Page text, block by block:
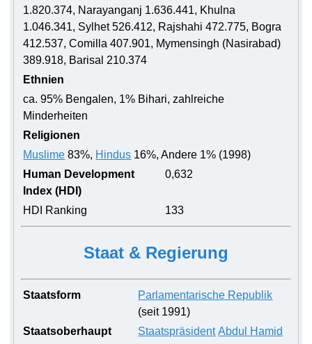
1.820.374, Narayanganj 1.636.441, Khulna
1.046.341, Sylhet 526.412, Rajshahi 472.775, Bogra
412.537, Comilla 407.901, Mymensingh (Nasirabad)
389.918, Barisal 210.374
Ethnien
ca. 95% Bengalen, 1% Bihari, zahlreiche
Minderheiten
Religionen
Muslime 83%, Hindus 16%, Andere 1% (1998)
Human Development
Index (HDI)
0,632
HDI Ranking 133
Staat & Regierung
Staatsform
Parlamentarische Republik
(seit 1991)
Staatsoberhaupt
Staatspräsident Abdul Hamid